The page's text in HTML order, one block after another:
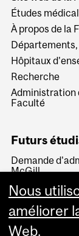
Études
À propos de la
Hôpitaux
Recherche
Administration
Faculté
Futurs
Demande
McGill
Devenir
Portes
Nous
améliorer
Web.